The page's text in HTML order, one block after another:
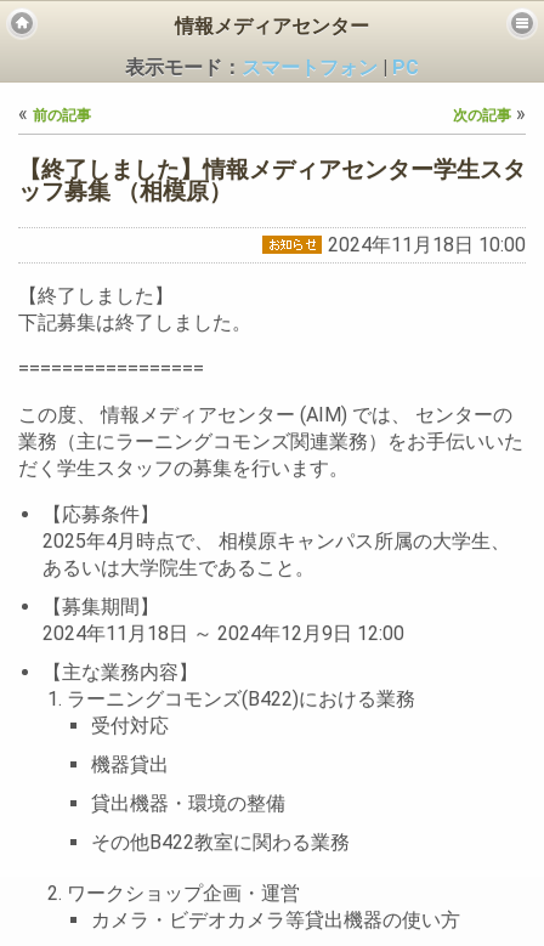
情報メディアセンター
表示モード： スマートフォン
PC
« 前の記事 次の記事 »
【終了しました】情報メディアセンター学生スタ
ッフ募集 （相模原）
2024年11月18日 10:00
【終了しました】
下記募集は終了しました。
=================
この度、 情報メディアセンター (AIM) では、 センターの
業務（主にラーニングコモンズ関連業務）をお手伝いいた
だく学生スタッフの募集を行います。
【応募条件】
2025年4月時点で、 相模原キャンパス所属の大学生、
あるいは大学院生であること。
【募集期間】
2024年11月18日 ～ 2024年12月9日 12:00
【主な業務内容】
ラーニングコモンズ(B422)における業務
受付対応
機器貸出
貸出機器・環境の整備
その他B422教室に関わる業務
ワークショップ企画・運営
カメラ・ビデオカメラ等貸出機器の使い方